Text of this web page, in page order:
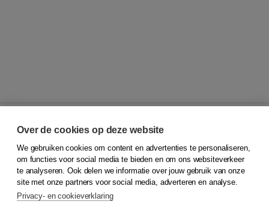
© 2026Koninklijke Boom uitgevers
Klantenservice
Service & informatie
Contact
Over de cookies op deze website
We gebruiken cookies om content en advertenties te personaliseren,
om functies voor social media te bieden en om ons websiteverkeer
te analyseren. Ook delen we informatie over jouw gebruik van onze
site met onze partners voor social media, adverteren en analyse.
Privacy- en cookieverklaring